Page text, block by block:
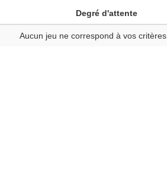
Degré d'attente
Aucun jeu ne correspond à vos critères.